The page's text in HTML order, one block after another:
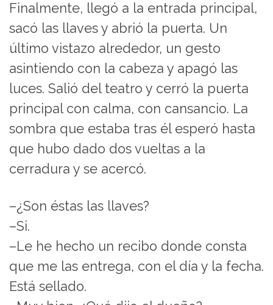
Finalmente, llegó a la entrada principal,
sacó las llaves y abrió la puerta. Un
último vistazo alrededor, un gesto
asintiendo con la cabeza y apagó las
luces. Salió del teatro y cerró la puerta
principal con calma, con cansancio. La
sombra que estaba tras él esperó hasta
que hubo dado dos vueltas a la
cerradura y se acercó.
–¿Son éstas las llaves?
–Si.
–Le he hecho un recibo donde consta
que me las entrega, con el día y la fecha.
Está sellado.